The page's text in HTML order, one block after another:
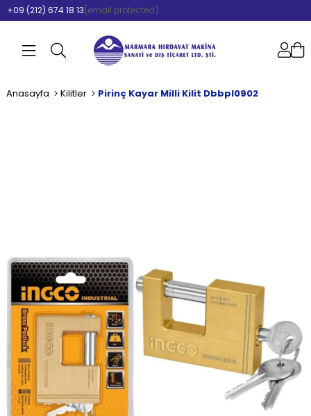
+09 (212) 674 18 13 [email protected]
Anasayfa Kilitler Pirinç Kayar Milli Kilit Dbbpl0902